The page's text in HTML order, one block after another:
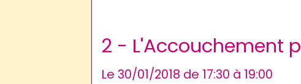
2 - L'Accouchement
Le 30/01/2018 de 17:30 à 19:00